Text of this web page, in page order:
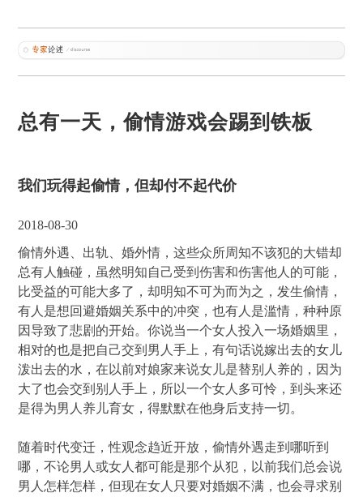
总有一天，偷情游戏会踢到铁板
我们玩得起偷情，但却付不起代价
2018-08-30
偷情外遇、出轨、婚外情，这些众所周知不该犯的大错却
总有人触碰，虽然明知自己受到伤害和伤害他人的可能，
比受益的可能大多了，却明知不可为而为之，发生偷情，
有人是想回避婚姻关系中的冲突，也有人是滥情，种种原
因导致了悲剧的开始。你说当一个女人投入一场婚姻里，
相对的也是把自己交到男人手上，有句话说嫁出去的女儿
泼出去的水，在以前对娘家来说女儿是替别人养的，因为
大了也会交到别人手上，所以一个女人多可怜，到头来还
是得为男人养儿育女，得默默在他身后支持一切。
随着时代变迁，性观念趋近开放，偷情外遇走到哪听到
哪，不论男人或女人都可能是那个从犯，以前我们总会说
男人怎样怎样，但现在女人只要对婚姻不满，也会寻求别